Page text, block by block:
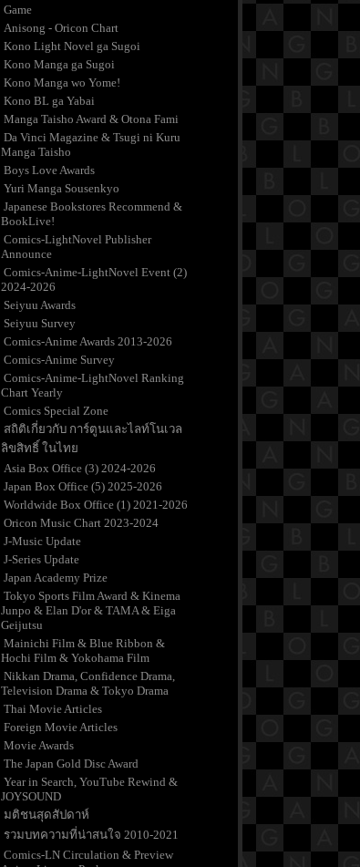
Game
Anisong - Oricon Chart
Kono Light Novel ga Sugoi
Kono Manga ga Sugoi
Kono Manga wo Yome!
Kono BL ga Yabai
Manga Taisho Award & Otona Fami
Da Vinci Magazine & Tsugi ni Kuru
Manga Taisho
Boys Love Awards
Yuri Manga Sousenkyo
Japanese Bookstores Recommend &
BookLive!
Comics-LightNovel Publisher
Announce
Comics-Anime-LightNovel Event (2)
2024-2026
Seiyuu Awards
Seiyuu Survey
Comics-Anime Awards 2013-2026
Comics-Anime Survey
Comics-Anime-LightNovel Ranking
Chart Yearly
Comics Special Zone
สถิติเกี่ยวกับ การ์ตูนและไลท์โนเวล
ลิขสิทธิ์ ในไท
Asia Box Office (3) 2024-2026
Japan Box Office (5) 2025-2026
Worldwide Box Office (1) 2021-2026
Oricon Music Chart 2023-2024
J-Music Update
J-Series Update
Japan Academy Prize
Tokyo Sports Film Award & Kinema
Junpo & Elan D'or & TAMA & Eiga
Geijutsu
Mainichi Film & Blue Ribbon &
Hochi Film & Yokohama Film
Nikkan Drama, Confidence Drama,
Television Drama & Tokyo Drama
Thai Movie Articles
Foreign Movie Articles
Movie Awards
The Japan Gold Disc Award
Year in Search, YouTube Rewind &
JOYSOUND
มติชนสุดสัปดาห์
รวมบทความที่น่าสนใจ 2010-2021
Comics-LN Circulation & Preview